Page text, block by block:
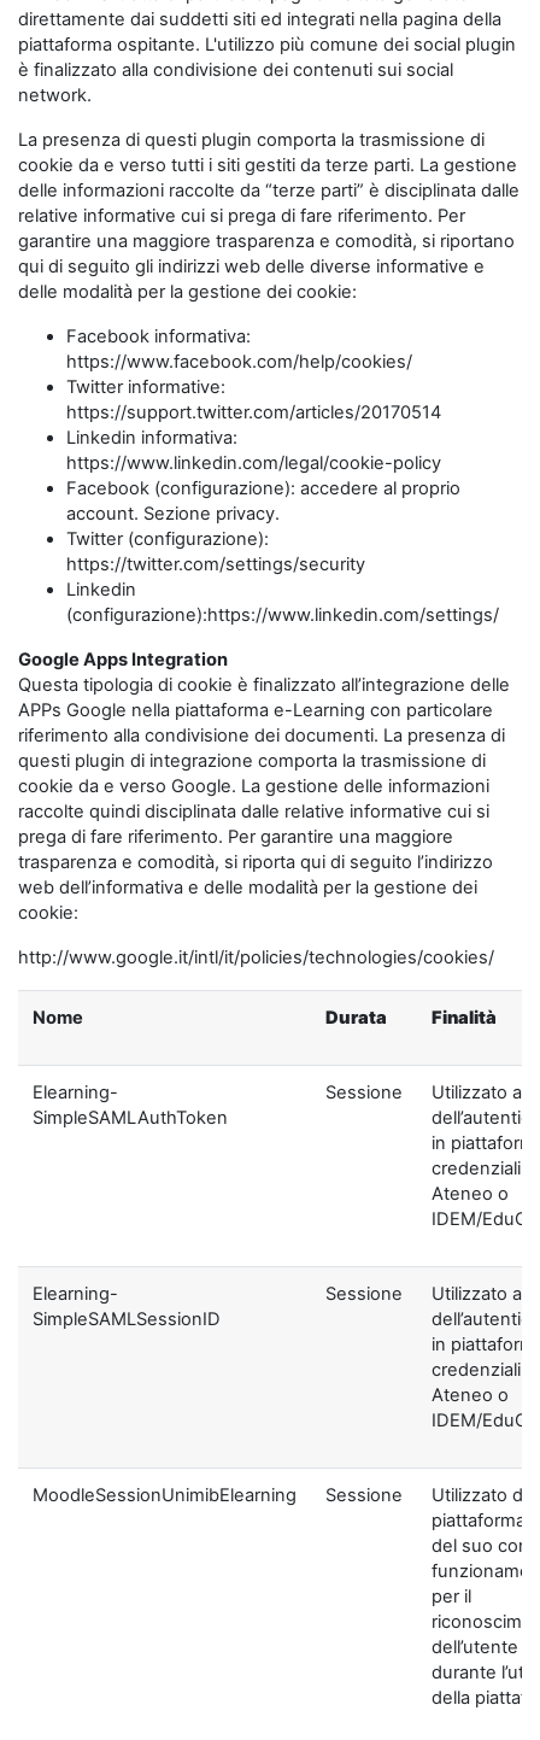
direttamente dai suddetti siti ed integrati nella pagina della
piattaforma ospitante. L'utilizzo più comune dei social plugin
è finalizzato alla condivisione dei contenuti sui social
network.
La presenza di questi plugin comporta la trasmissione di
cookie da e verso tutti i siti gestiti da terze parti. La gestione
delle informazioni raccolte da “terze parti” è disciplinata dalle
relative informative cui si prega di fare riferimento. Per
garantire una maggiore trasparenza e comodità, si riportano
qui di seguito gli indirizzi web delle diverse informative e
delle modalità per la gestione dei cookie:
Facebook informativa:
https://www.facebook.com/help/cookies/
Twitter informative:
https://support.twitter.com/articles/20170514
Linkedin informativa:
https://www.linkedin.com/legal/cookie-policy
Facebook (configurazione): accedere al proprio
account. Sezione privacy.
Twitter (configurazione):
https://twitter.com/settings/security
Linkedin
(configurazione):https://www.linkedin.com/settings/
Google Apps Integration
Questa tipologia di cookie è finalizzato all’integrazione delle
APPs Google nella piattaforma e-Learning con particolare
riferimento alla condivisione dei documenti. La presenza di
questi plugin di integrazione comporta la trasmissione di
cookie da e verso Google. La gestione delle informazioni
raccolte quindi disciplinata dalle relative informative cui si
prega di fare riferimento. Per garantire una maggiore
trasparenza e comodità, si riporta qui di seguito l’indirizzo
web dell’informativa e delle modalità per la gestione dei
cookie:
http://www.google.it/intl/it/policies/technologies/cookies/
Nome Durata Finalità
Elearning-
SimpleSAMLAuthToken
Sessione
Utilizzato ai
in
credenziali di
Ateneo o
IDEM/
Elearning-
SimpleSAMLSessionID
Sessione
Utilizzato ai
in
credenziali di
Ateneo o
IDEM/
MoodleSessionUnimibElearning Sessione
Utilizzato
piattaforma
del suo
per il
dell’utente
durante
della